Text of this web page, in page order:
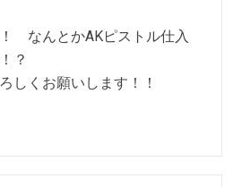
なんとかAKピストル仕入
？
しくお願いします！！